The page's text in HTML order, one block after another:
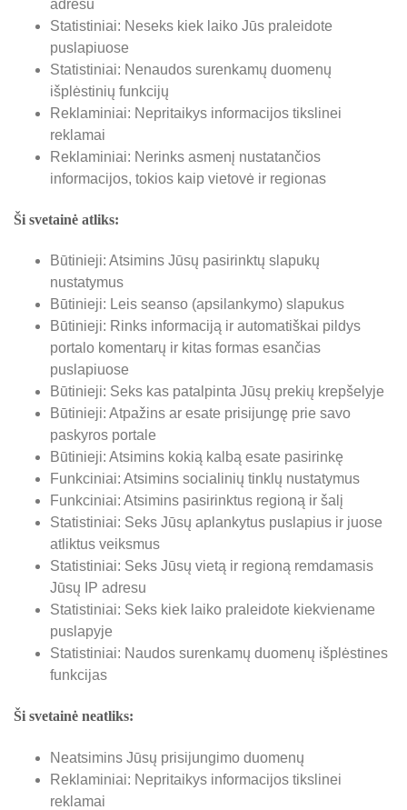
adresu
Statistiniai: Neseks kiek laiko Jūs praleidote
puslapiuose
Statistiniai: Nenaudos surenkamų duomenų
išplėstinių funkcijų
Reklaminiai: Nepritaikys informacijos tikslinei
reklamai
Reklaminiai: Nerinks asmenį nustatančios
informacijos, tokios kaip vietovė ir regionas
Ši svetainė atliks:
Būtinieji: Atsimins Jūsų pasirinktų slapukų
nustatymus
Būtinieji: Leis seanso (apsilankymo) slapukus
Būtinieji: Rinks informaciją ir automatiškai pildys
portalo komentarų ir kitas formas esančias
puslapiuose
Būtinieji: Seks kas patalpinta Jūsų prekių krepšelyje
Būtinieji: Atpažins ar esate prisijungę prie savo
paskyros portale
Būtinieji: Atsimins kokią kalbą esate pasirinkę
Funkciniai: Atsimins socialinių tinklų nustatymus
Funkciniai: Atsimins pasirinktus regioną ir šalį
Statistiniai: Seks Jūsų aplankytus puslapius ir juose
atliktus veiksmus
Statistiniai: Seks Jūsų vietą ir regioną remdamasis
Jūsų IP adresu
Statistiniai: Seks kiek laiko praleidote kiekviename
puslapyje
Statistiniai: Naudos surenkamų duomenų išplėstines
funkcijas
Ši svetainė neatliks:
Neatsimins Jūsų prisijungimo duomenų
Reklaminiai: Nepritaikys informacijos tikslinei
reklamai